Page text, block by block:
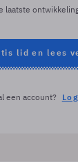
laatste
lid en lees
een account?